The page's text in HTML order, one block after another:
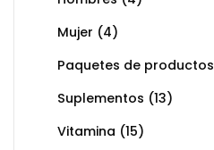
Mujer (4)
Paquetes de productos
Suplementos (13)
Vitamina (15)